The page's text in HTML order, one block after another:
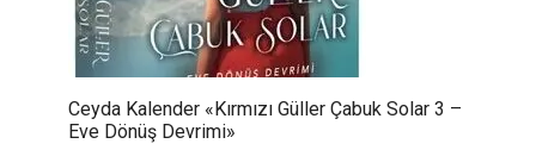
Ceyda Kalender «Kırmızı Güller Çabuk Solar 3 –
Eve Dönüş Devrimi»